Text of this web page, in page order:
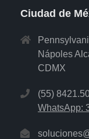
Ciudad de
Nápoles
CDMX
(55)
WhatsApp: